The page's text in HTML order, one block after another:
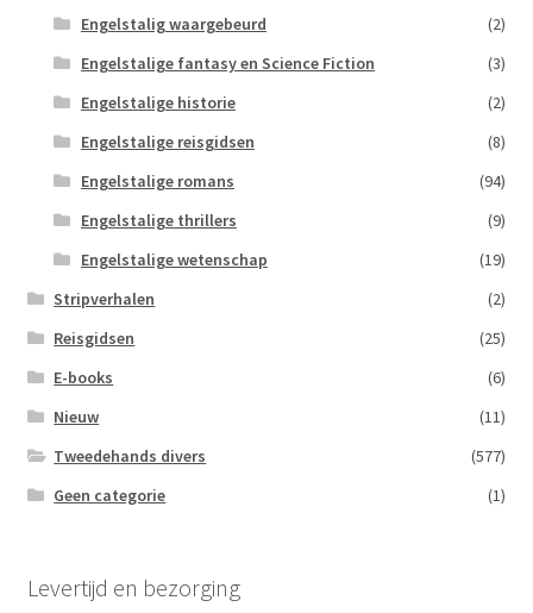
Engelstalig waargebeurd
(2)
Engelstalige fantasy en Science Fiction
(3)
Engelstalige historie
(2)
Engelstalige reisgidsen
(8)
Engelstalige romans
(94)
Engelstalige thrillers
(9)
Engelstalige wetenschap
(19)
Stripverhalen
(2)
Reisgidsen
(25)
E-books
(6)
Nieuw
(11)
Tweedehands divers
(577)
Geen categorie
(1)
Levertijd en bezorging